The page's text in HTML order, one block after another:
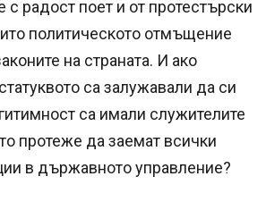
с радост поет и от протестърски
политическото отмъщение
на страната. И ако
са залужавали да си
са имали служителите
протеже да заемат всички
в държавното управление?